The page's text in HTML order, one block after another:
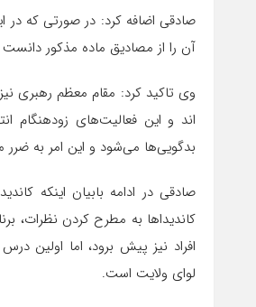
صادقی اضافه کرد: در صورتی که در
آن را از مصادیق ماده مذکور
وی تاکید کرد: مقام معظم رهبری
اند و این فعالیت‌های
بدگویی‌ها می‌شود و این امر به
صادقی در ادامه بابیان اینکه
کاندیداها به مطرح کردن نظرات،
افراد نیز پیش برود، اما
لوای ولایت است.